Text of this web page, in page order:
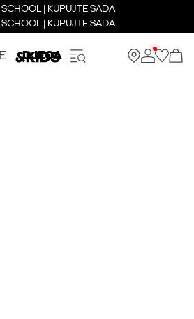
SCHOOL | KUPUJTE SADA
SCHOOL | KUPUJTE SADA
DJECA